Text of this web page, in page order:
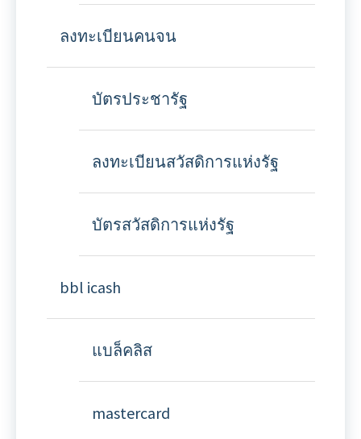
ลงทะเบียนคนจน
บัตรประชารัฐ
ลงทะเบียนสวัสดิการแห่งรัฐ
บัตรสวัสดิการแห่งรัฐ
bbl icash
แบล็คลิส
mastercard